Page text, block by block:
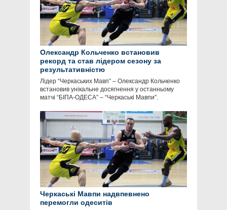
Олександр Кольченко встановив
рекорд та став лідером сезону за
результативністю
Лідер “Черкаських Мавп” – Олександр Кольченко
встановив унікальне досягнення у останньому
матчі “БІПА-ОДЕСА” – “Черкаські Мавпи”.
Черкаські Мавпи надвпевнено
перемогли одеситів